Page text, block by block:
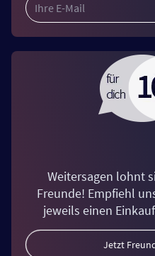
Weitersagen lohnt
Freunde! Empfiehl
jeweils einen
Jetzt